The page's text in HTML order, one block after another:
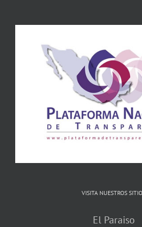
VISITA NUESTROS
El Paraiso